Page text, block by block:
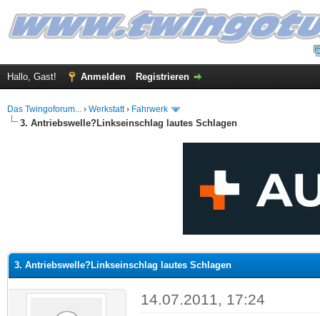
Hallo, Gast! Anmelden Registrieren
Das Twingoforum... › Werkstatt› Fahrwerk
3. Antriebswelle?Linkseinschlag lautes Schlagen
3. Antriebswelle?Linkseinschlag lautes Schlagen
14.07.2011, 17:24